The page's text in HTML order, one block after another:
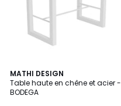
MATHI DESIGN
Table haute en chêne et acier -
BODEGA